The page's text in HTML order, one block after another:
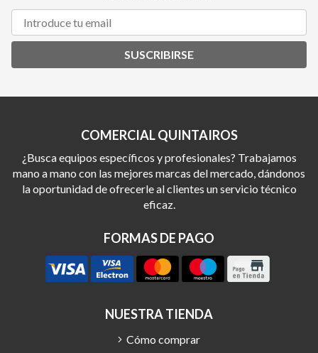
SUSCRIBIRSE
COMERCIAL QUINTAIROS
¿Busca equipos específicos y profesionales? Trabajamos
mano a mano con las mejores marcas del mercado, dándonos
la oportunidad de ofrecerle al clientes un servicio técnico
eficaz.
FORMAS DE PAGO
NUESTRA TIENDA
Cómo comprar